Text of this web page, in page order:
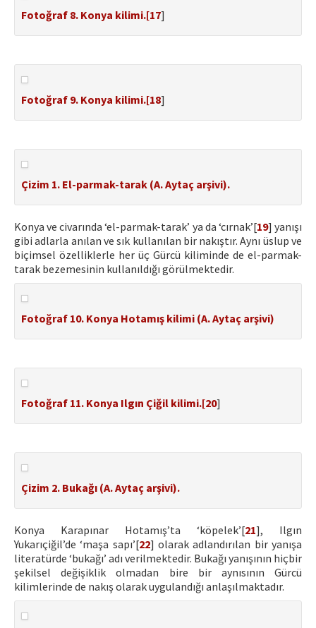
Fotoğraf 8. Konya kilimi.[17]
Fotoğraf 9. Konya kilimi.[18]
Çizim 1. El-parmak-tarak (A. Aytaç arşivi).
Konya ve civarında ‘el-parmak-tarak’ ya da ‘cırnak’[19] yanışı
gibi adlarla anılan ve sık kullanılan bir nakıştır. Aynı üslup ve
biçimsel özelliklerle her üç Gürcü kiliminde de el-parmak-
tarak bezemesinin kullanıldığı görülmektedir.
Fotoğraf 10. Konya Hotamış kilimi (A. Aytaç arşivi)
Fotoğraf 11. Konya Ilgın Çiğil kilimi.[20]
Çizim 2. Bukağı (A. Aytaç arşivi).
Konya Karapınar Hotamış’ta ‘köpelek’[21], Ilgın
Yukarıçiğil’de ‘maşa sapı’[22] olarak adlandırılan bir yanışa
literatürde ‘bukağı’ adı verilmektedir. Bukağı yanışının hiçbir
şekilsel değişiklik olmadan bire bir aynısının Gürcü
kilimlerinde de nakış olarak uygulandığı anlaşılmaktadır.